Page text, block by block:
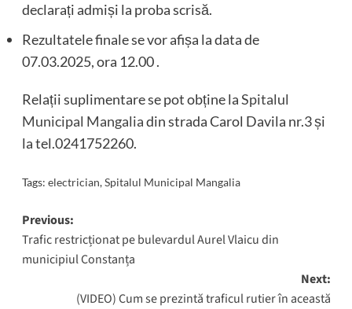
declarați admiși la proba scrisă.
Rezultatele finale se vor afișa la data de
07.03.2025, ora 12.00 .
Relații suplimentare se pot obține laSpitalul
Municipal Mangaliadin strada Carol Davila nr.3 și
la tel.0241752260.
Tags: electrician,Spitalul Municipal Mangalia
Post
navigation
Previous:
Trafic restricționat pe bulevardul Aurel Vlaicu din
municipiul Constanța
Next:
(VIDEO) Cum se prezintă traficul rutier în această